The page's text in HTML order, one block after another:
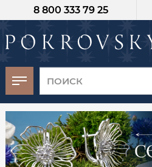
8 800 333 79 25
-30%
от 15 дней с
момента оплаты